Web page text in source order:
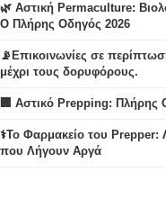
🌿 Αστική Permaculture:
Ο Πλήρης Οδηγός 2026
📡Επικοινωνίες σε
μέχρι τους δορυφόρους.
🏢 Αστικό Prepping:
⚕️Το Φαρμακείο του Prepper:
που Λήγουν Αργά